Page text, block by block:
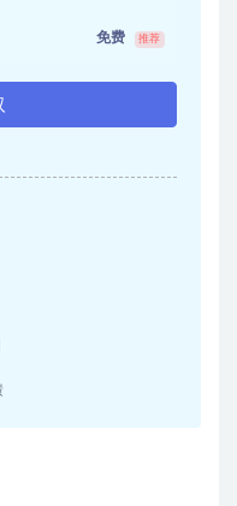
免费 推荐